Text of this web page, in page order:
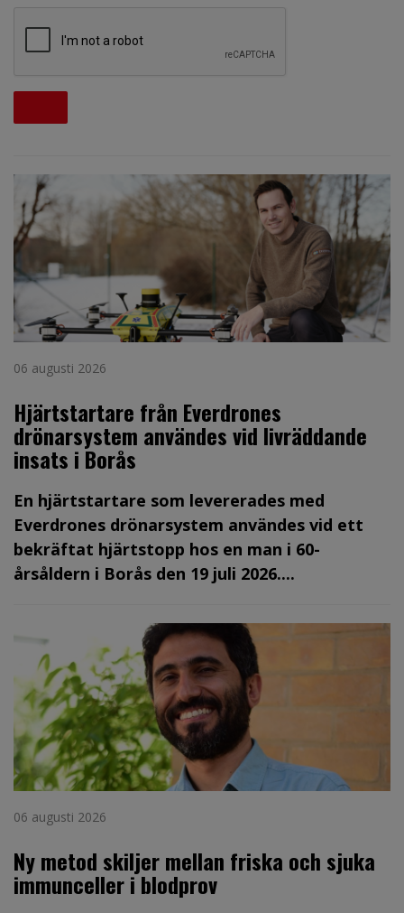
06 augusti 2026
Hjärtstartare från Everdrones
drönarsystem användes vid livräddande
insats i Borås
En hjärtstartare som levererades med
Everdrones drönarsystem användes vid ett
bekräftat hjärtstopp hos en man i 60-
årsåldern i Borås den 19 juli 2026....
06 augusti 2026
Ny metod skiljer mellan friska och sjuka
immunceller i blodprov